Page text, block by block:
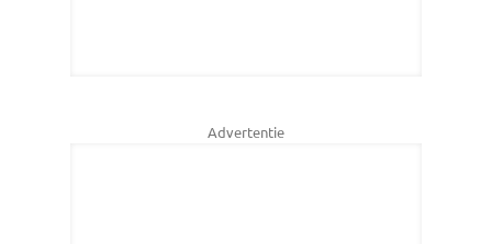
Advertentie